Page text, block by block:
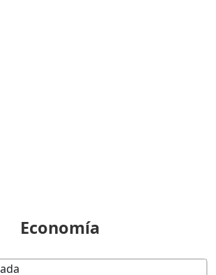
Economía